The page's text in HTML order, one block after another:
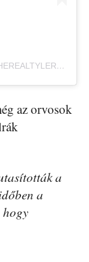
A POST SHARED BY TYLER MANE (@THEREALTYLERMANE)
az orvosok
a
a
hogy